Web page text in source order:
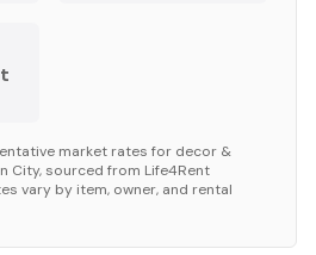
market rates for decor &
City, sourced from Life4Rent
vary by item, owner, and rental